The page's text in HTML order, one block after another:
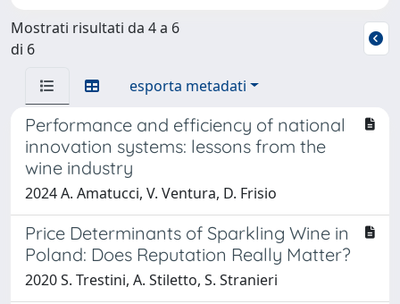
Mostrati risultati da 4 a 6
di 6
esporta metadati
Performance and efficiency of national
innovation systems: lessons from the
wine industry
2024 A. Amatucci, V. Ventura, D. Frisio
Price Determinants of Sparkling Wine in
Poland: Does Reputation Really Matter?
2020 S. Trestini, A. Stiletto, S. Stranieri